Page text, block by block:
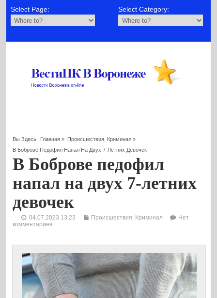
Select Page: Select Category:
Вы Здесь: Главная » Происшествия. Криминал»
В Боброве Педофил Напал На Двух 7-Летних Девочек
В Боброве педофил
напал на двух 7-летних
девочек
04.07.2023 13:23 Происшествия. Криминал
Нет
комментариев